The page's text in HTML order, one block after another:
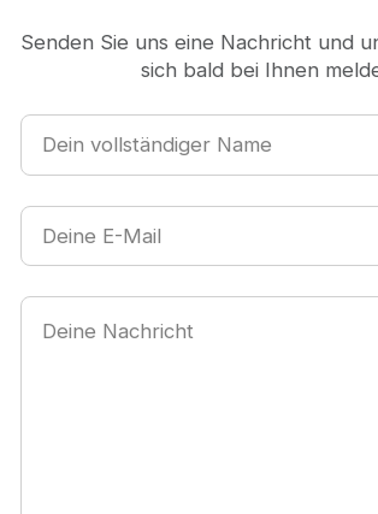
Senden Sie uns eine Nachricht und
sich bald bei Ihnen